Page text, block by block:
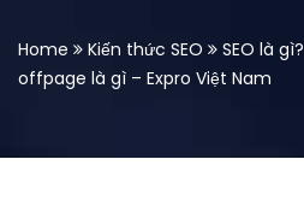
Home Kiến thức SEO
SEO là
offpage là gì – Expro Việt Nam